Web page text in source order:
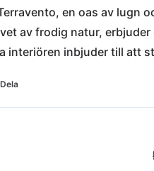
en oas av lugn
av frodig natur,
interiören inbjuder till att
hydromassage
kan den närliggande
livsmedelsbutikerna allt
på stranden Lanterna
är Villa Terravento er
Dela